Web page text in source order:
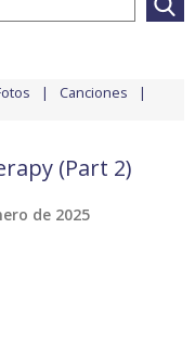
Canciones
(Part 2)
de 2025